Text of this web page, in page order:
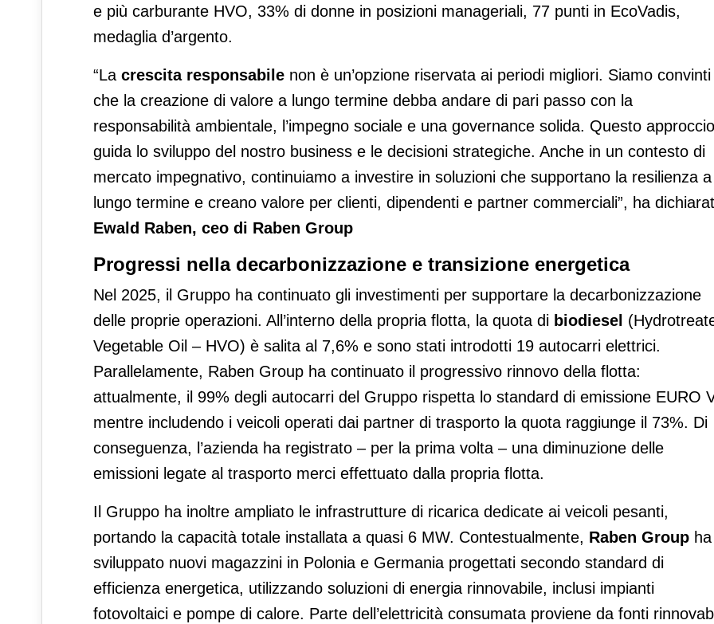
e più carburante HVO, 33% di donne in posizioni manageriali, 77 punti in EcoVadis,
medaglia d’argento.
“La crescita responsabile non è un’opzione riservata ai periodi migliori. Siamo convinti
che la creazione di valore a lungo termine debba andare di pari passo con la
responsabilità ambientale, l’impegno sociale e una governance solida. Questo approccio
guida lo sviluppo del nostro business e le decisioni strategiche. Anche in un contesto di
mercato impegnativo, continuiamo a investire in soluzioni che supportano la resilienza a
lungo termine e creano valore per clienti, dipendenti e partner commerciali”, ha
Ewald Raben, ceo di Raben Group
Progressi nella decarbonizzazione e transizione energetica
Nel 2025, il Gruppo ha continuato gli investimenti per supportare la decarbonizzazione
delle proprie operazioni. All’interno della propria flotta, la quota di biodiesel
Vegetable Oil – HVO) è salita al 7,6% e sono stati introdotti 19 autocarri elettrici.
Parallelamente, Raben Group ha continuato il progressivo rinnovo della flotta:
attualmente, il 99% degli autocarri del Gruppo rispetta lo standard di emissione EURO
mentre includendo i veicoli operati dai partner di trasporto la quota raggiunge il 73%. Di
conseguenza, l’azienda ha registrato – per la prima volta – una diminuzione delle
emissioni legate al trasporto merci effettuato dalla propria flotta.
Il Gruppo ha inoltre ampliato le infrastrutture di ricarica dedicate ai veicoli pesanti,
portando la capacità totale installata a quasi 6 MW. Contestualmente, Raben Group ha
sviluppato nuovi magazzini in Polonia e Germania progettati secondo standard di
efficienza energetica, utilizzando soluzioni di energia rinnovabile, inclusi impianti
fotovoltaici e pompe di calore. Parte dell’elettricità consumata proviene da fonti